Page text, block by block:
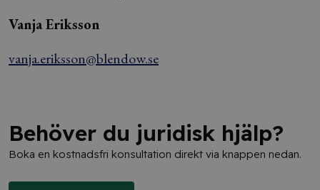
Vanja Eriksson
vanja.eriksson@blendow.se
Behöver du juridisk hjälp?
Boka en kostnadsfri konsultation direkt via knappen nedan.